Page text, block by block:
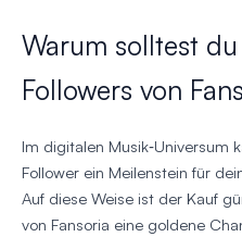
Warum solltest
Followers von
Im digitalen Musik‑Universum
Follower ein Meilenstein für
Auf diese Weise ist der Kauf
von Fansoria eine goldene